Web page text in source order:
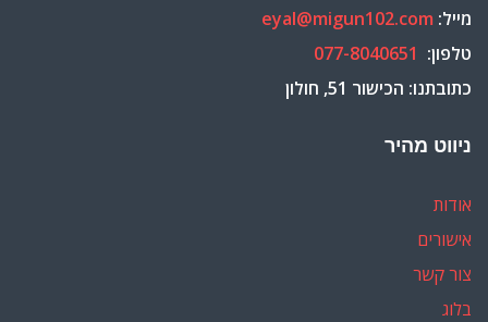
מייל: eyal@migun102.com
טלפון: 077-8040651
כתובתנו: הכישור 51, חולון
ניווט מהיר
אודות
אישורים
צור קשר
בלוג